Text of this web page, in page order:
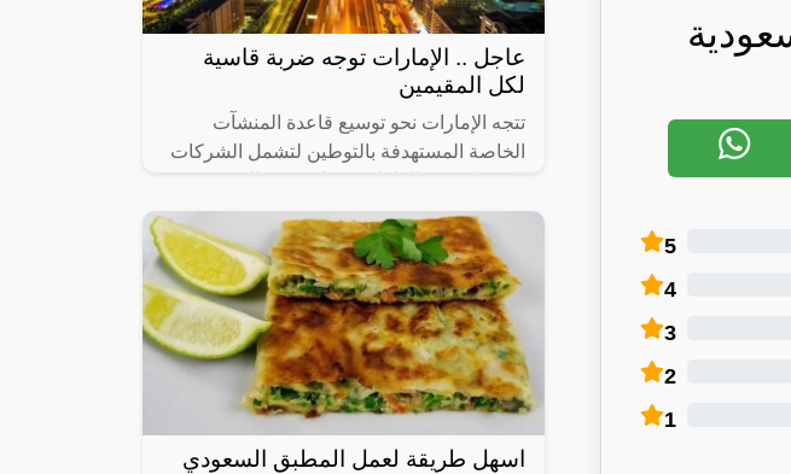
5
4
3
2
1
عاجل .. الإمارات توجه ضربة قاسية
لكل المقيمين
تتجه الإمارات نحو توسيع قاعدة المنشآت
الخاصة المستهدفة بالتوطين لتشمل الشركات
عاملاً، في 14 نشاطاً اقتصادياً رئيساً تم
اسهل طريقة لعمل المطبق السعودي